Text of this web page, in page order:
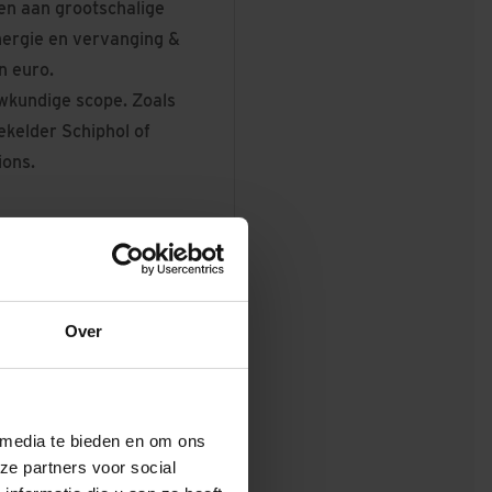
Over
te bieden en om ons
partners voor social
aan grootschalige
en vervanging &
euro.
scope. Zoals
Schiphol of
in deze